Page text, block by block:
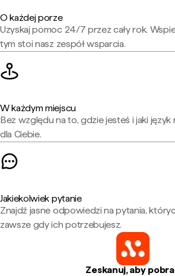
O każdej porze
Uzyskaj pomoc 24/7 przez cały rok.
tym stoi nasz zespół wsparcia.
W każdym miejscu
Bez względu na to, gdzie jesteś i jaki język
dla Ciebie.
Jakiekolwiek pytanie
Znajdź jasne odpowiedzi na pytania,
zawsze gdy ich potrzebujesz.
Zeskanuj, aby